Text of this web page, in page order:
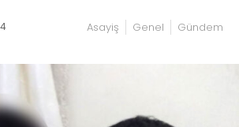
Asayiş Genel Gündem